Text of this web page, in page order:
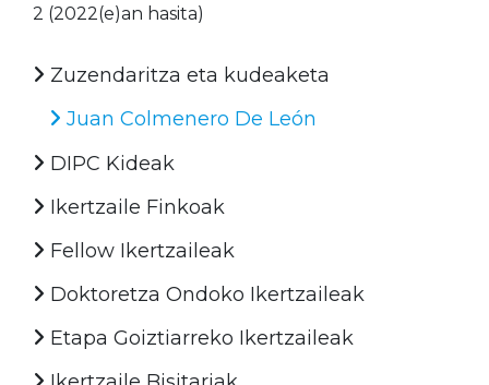
2 (2022(e)an hasita)
Zuzendaritza eta kudeaketa
Juan Colmenero De León
DIPC Kideak
Ikertzaile Finkoak
Fellow Ikertzaileak
Doktoretza Ondoko Ikertzaileak
Etapa Goiztiarreko Ikertzaileak